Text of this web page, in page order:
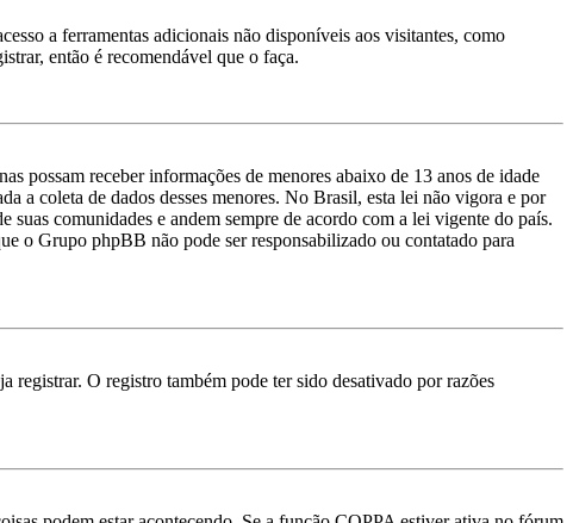
a ferramentas adicionais não disponíveis aos visitantes, como
então é recomendável que o faça.
possam receber informações de menores abaixo de 13 anos de idade
a coleta de dados desses menores. No Brasil, esta lei não vigora e por
suas comunidades e andem sempre de acordo com a lei vigente do país.
o Grupo phpBB não pode ser responsabilizado ou contatado para
registrar. O registro também pode ter sido desativado por razões